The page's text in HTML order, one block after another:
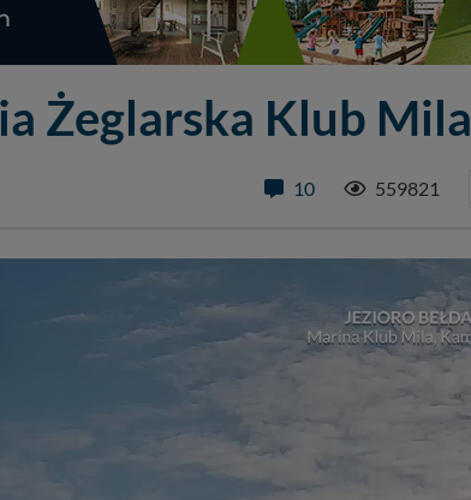
Żeglarska Klub Mila
10 559821